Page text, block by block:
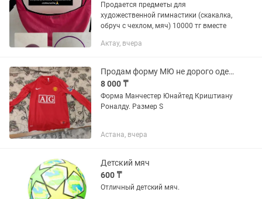
Продается предметы для
художественной гимнастики (скакалка,
обруч с чехлом, мяч) 10000 тг вместе
Актау, вчера
Продам форму МЮ не дорого одевал всего пару раз !
8 000 ₸
Форма Манчестер Юнайтед Криштиану
Роналду. Размер S
Астана, вчера
Детский мяч
600 ₸
Отличный детский мяч.